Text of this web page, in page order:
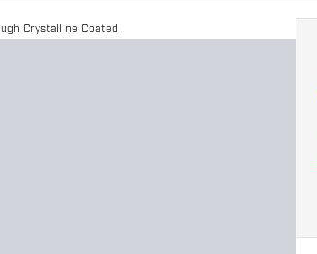
Crystalline Coated